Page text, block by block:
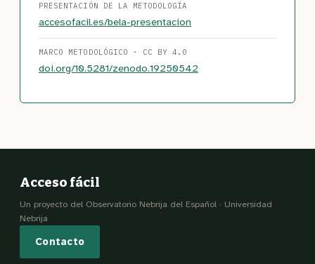
PRESENTACIÓN DE LA METODOLOGÍA
accesofacil.es/bela-presentacion
MARCO METODOLÓGICO · CC BY 4.0
doi.org/10.5281/zenodo.19250542
Acceso fácil
Un proyecto del Observatorio Nebrija del Español · Universidad
Nebrija
Contacto